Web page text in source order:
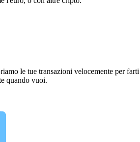
le tue transazioni velocemente per farti
quando vuoi.